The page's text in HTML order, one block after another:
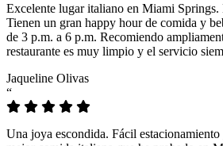
Excelente lugar italiano en Miami Springs.
Tienen un gran happy hour de comida y
de 3 p.m. a 6 p.m. Recomiendo
restaurante es muy limpio y el servicio
Jaqueline Olivas
“
Una joya escondida. Fácil